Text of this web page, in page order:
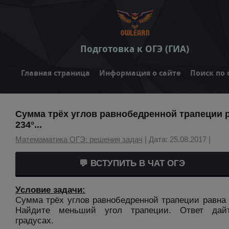
Подготовка к ОГЭ (ГИА)
Главная страница Информация о сайте Поиск по
Сумма трёх углов равнобедренной трапеции
234°...
Матемаматика ОГЭ: решения задач | Дата: 25.08.2017 |
💬 ВСТУПИТЬ В ЧАТ ОГЭ
Условие задачи:
Сумма трёх углов равнобедренной трапеции равна
Найдите меньший угол трапеции. Ответ
градусах.